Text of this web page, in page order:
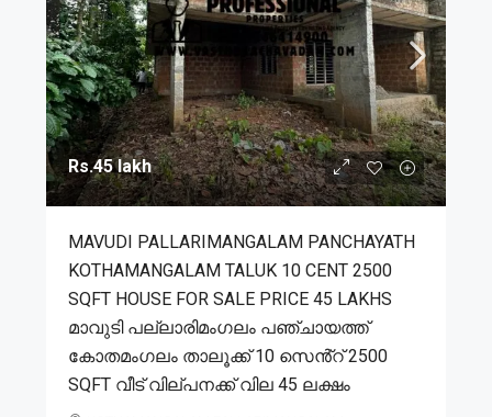
Rs.45 lakh
MAVUDI PALLARIMANGALAM PANCHAYATH
KOTHAMANGALAM TALUK 10 CENT 2500
SQFT HOUSE FOR SALE PRICE 45 LAKHS
മാവുടി പല്ലാരിമംഗലം പഞ്ചായത്ത്
കോതമംഗലം താലൂക്ക് 10 സെൻ്റ് 2500
SQFT വീട് വില്പനക്ക് വില 45 ലക്ഷം